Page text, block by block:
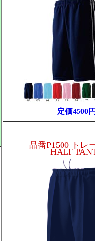
定価4500円
品番P1500 トレ
HALF